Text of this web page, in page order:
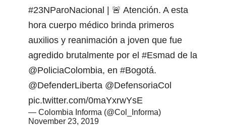
#23NParoNacional | 🚨 Atención. A esta
hora cuerpo médico brinda primeros
auxilios y reanimación a joven que fue
agredido brutalmente por el #Esmad de la
@PoliciaColombia, en #Bogotá.
@DefenderLiberta @DefensoriaCol
pic.twitter.com/0maYxrwYsE
— Colombia Informa (@Col_Informa)
November 23, 2019